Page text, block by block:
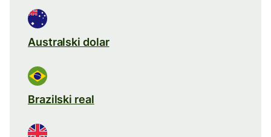
Australski dolar
Brazilski real